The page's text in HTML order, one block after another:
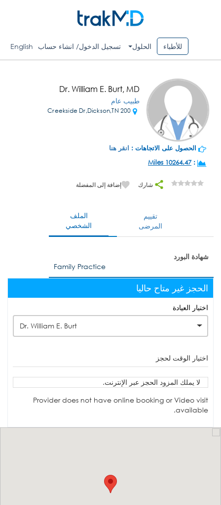
للأطباء الحلول تسجيل الدخول/ انشاء حساب English
Dr. William E. Burt, MD
طبيب عام
الحصول على الاتجاهات : انقر هنا
:
10264.47 Miles
شارك إضافة إلى المفضلة
الملف
الشخصي
تقييم
المرضى
شهادة البورد
Family Practice
الحجز غير متاح حاليا
اختيار العيادة
Dr. William E. Burt
اختيار الوقت لحجز
لا يملك المزود الحجز عبر الإنترنت.
Provider does not have online booking or Video visit
available.